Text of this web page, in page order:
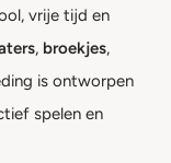
vrije tijd en
, broekjes,
is ontworpen
spelen en